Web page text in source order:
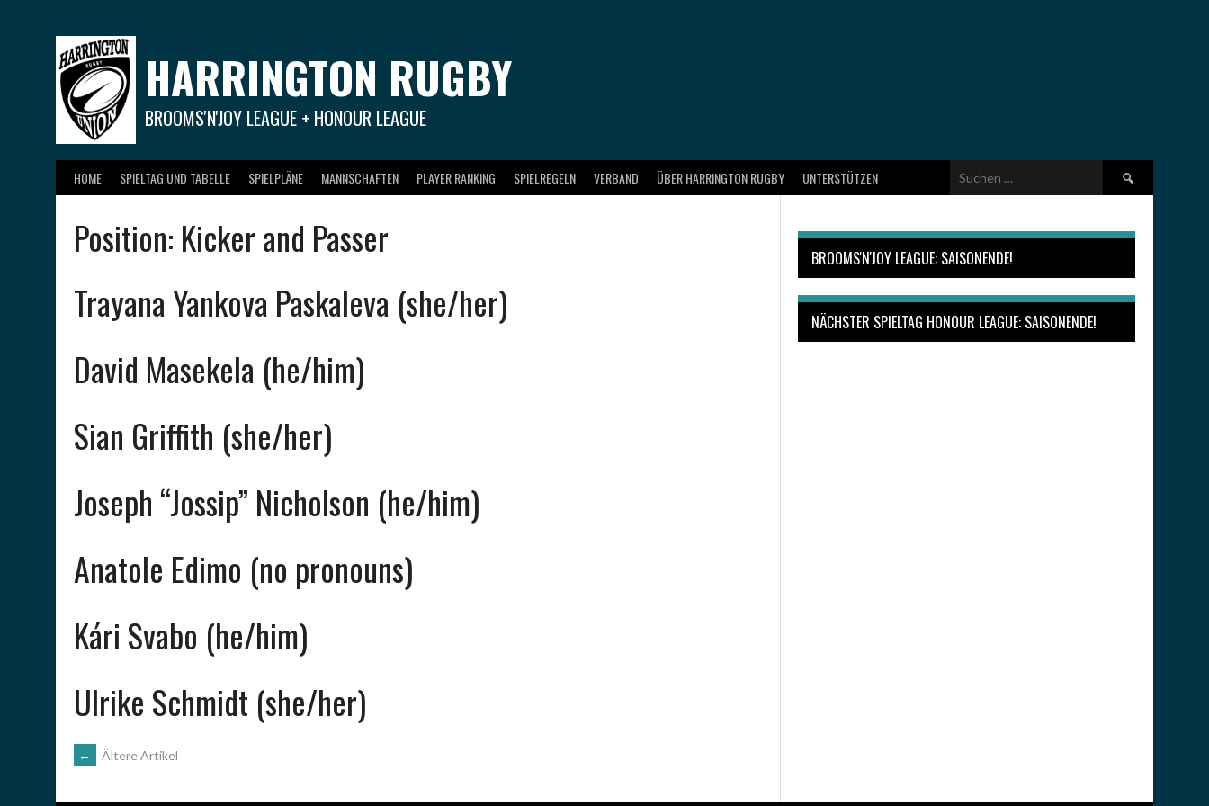
HARRINGTON RUGBY
BROOMS'N'JOY LEAGUE + HONOUR LEAGUE
HOME SPIELTAG UND TABELLE SPIELPLÄNE MANNSCHAFTEN PLAYER RANKING SPIELREGELN VERBAND ÜBER HARRINGTON RUGBY UNTERSTÜTZEN
Suchen
nach:
Position: Kicker and Passer
Trayana Yankova Paskaleva (she/her)
David Masekela (he/him)
Sian Griffith (she/her)
Joseph “Jossip” Nicholson (he/him)
Anatole Edimo (no pronouns)
Kári Svabo (he/him)
Ulrike Schmidt (she/her)
BEITRAGSNAVIGATION
← Ältere Artikel
BROOMS'N'JOY LEAGUE: SAISONENDE!
NÄCHSTER SPIELTAG HONOUR LEAGUE: SAISONENDE!